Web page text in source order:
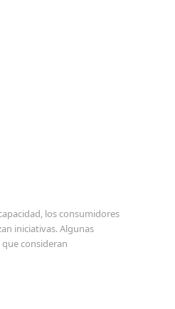
los consumidores
iniciativas. Algunas
consideran